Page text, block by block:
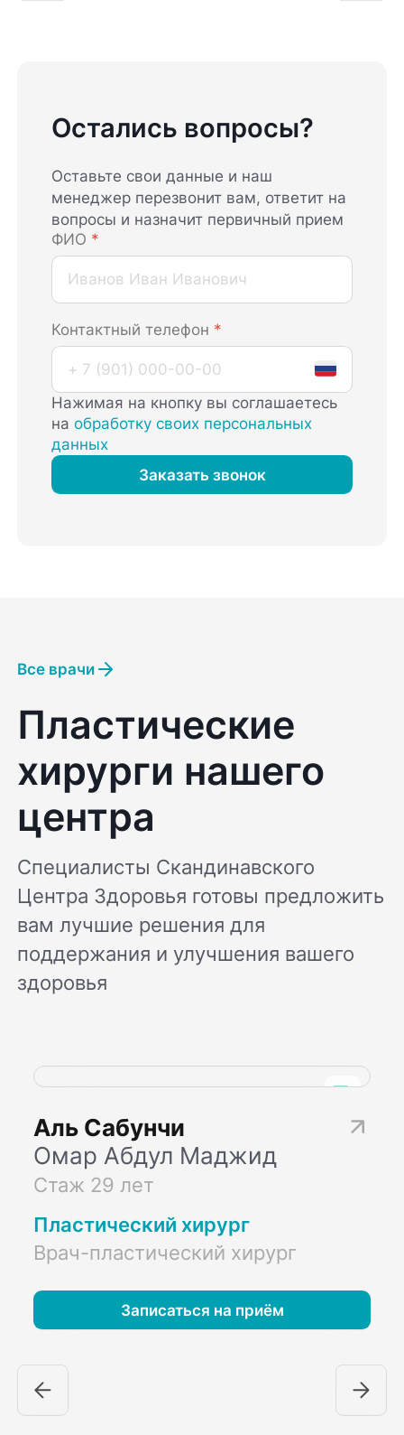
Остались вопросы?
Оставьте свои данные и наш
менеджер перезвонит вам, ответит на
вопросы и назначит первичный прием
ФИО *
Контактный телефон *
Нажимая на кнопку вы соглашаетесь
наобработку своих персональных
данных
Заказать звонок
Все врачи
Пластические
хирурги нашего
центра
Специалисты Скандинавского
Центра Здоровья готовы предложить
вам лучшие решения для
поддержания и улучшения вашего
здоровья
Аль Сабунчи
Омар Абдул Маджид
Стаж 29 лет
Пластический хирург
Врач-пластический хирург
Записаться на приём